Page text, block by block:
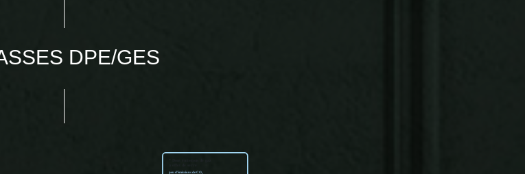
DPE/GES